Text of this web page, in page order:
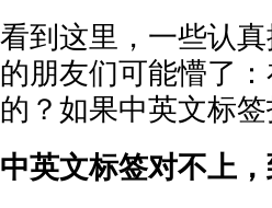
看到这里，一些认
的朋友们可能懵了
的？如果中英文标
中英文标签对不上